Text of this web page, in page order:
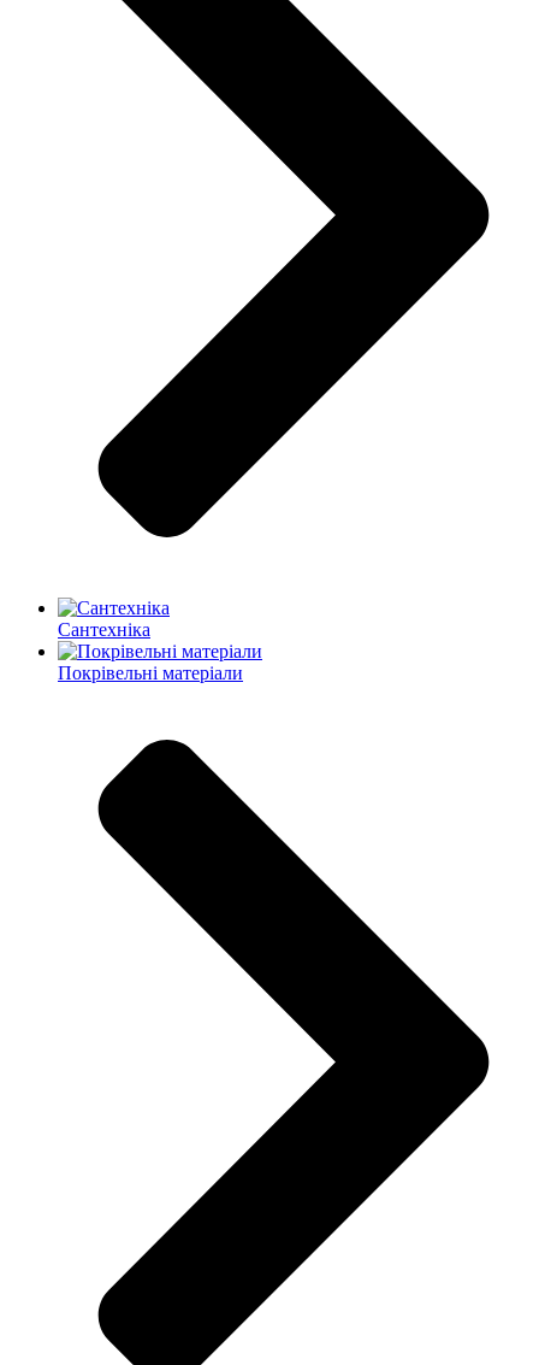
Сантехніка
Покрівельні матеріали